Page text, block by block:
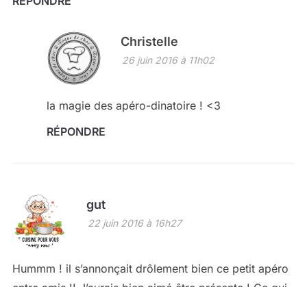
Christelle
26 juin 2016 à 11h02
la magie des apéro-dinatoire ! <3
RÉPONDRE
gut
22 juin 2016 à 16h27
Hummm ! il s’annonçait drôlement bien ce petit apéro